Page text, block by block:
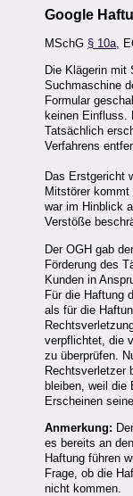
Google
MSchG § 10a ,
Die Klägerin mit
Suchmaschine
Formular
keinen Einfluss.
Tatsächlich
Verfahrens
Das Erstgericht
Mitstörer
war im Hinblick
Verstöße
Der OGH gab
Förderung des
Kunden in
Für die Haftung
als für die
verpflichtet, die
zu überprüfen.
Rechtsverletzer
bleiben, weil die
Erscheinen
Anmerkung:
es bereits an
Haftung führen
Frage, ob die
nicht kommen.